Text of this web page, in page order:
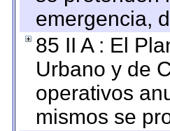
emergencia,
85 II A : El
Urbano y de
operativos
mismos se